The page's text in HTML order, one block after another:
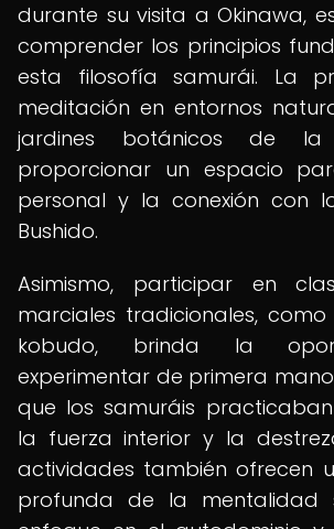
durante su visita a Okinawa,
comprender los principios
esta filosofía samurái. La
meditación en entornos
jardines botánicos de la
proporcionar un espacio
personal y la conexión con
Bushido.
Asimismo, participar en
marciales tradicionales,
kobudo, brinda la
experimentar de primera
que los samuráis
la fuerza interior y la
actividades también ofrecen
profunda de la mentalidad